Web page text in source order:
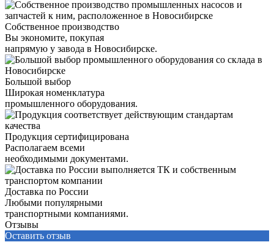
Собственное производство
Вы экономите, покупая
напрямую у завода в Новосибирске.
Большой выбор
Широкая номенклатура
промышленного оборудования.
Продукция сертифицирована
Располагаем всеми
необходимыми документами.
Доставка по России
Любыми популярными
транспортными компаниями.
Отзывы
Оставить отзыв